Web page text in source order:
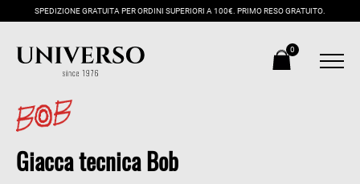
SPEDIZIONE GRATUITA PER ORDINI SUPERIORI A 100€. PRIMO RESO GRATUITO.
0
Giacca tecnica Bob